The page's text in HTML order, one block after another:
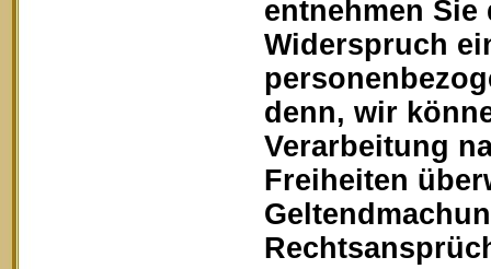
entnehmen
Widerspruch
denn, wir
Verarbeitung
Freiheiten